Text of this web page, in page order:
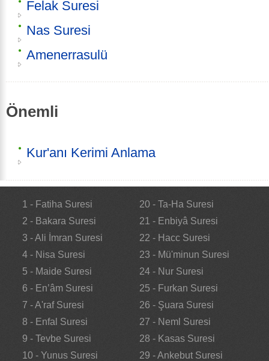
Felak Suresi
Nas Suresi
Amenerrasulü
Önemli
Kur'anı Kerimi Anlama
1 - Fatiha Suresi
2 - Bakara Suresi
3 - Ali İmran Suresi
4 - Nisa Suresi
5 - Maide Suresi
6 - En’âm Suresi
7 - A'raf Suresi
8 - Enfal Suresi
9 - Tevbe Suresi
10 - Yunus Suresi
20 - Ta-Ha Suresi
21 - Enbiyâ Suresi
22 - Hacc Suresi
23 - Mü'minun Suresi
24 - Nur Suresi
25 - Furkan Suresi
26 - Şuara Suresi
27 - Neml Suresi
28 - Kasas Suresi
29 - Ankebut Suresi